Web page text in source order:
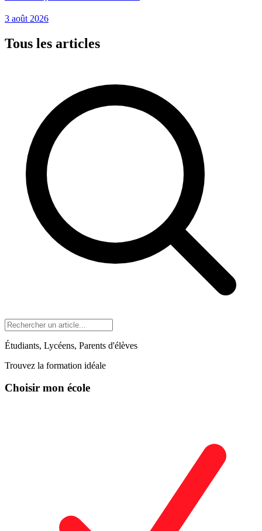
3 août 2026
Tous les articles
Étudiants, Lycéens, Parents d'élèves
Trouvez la formation idéale
Choisir mon école